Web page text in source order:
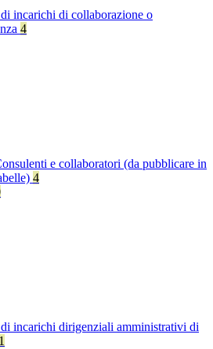
incarichi di collaborazione o
4
e collaboratori (da pubblicare in
4
incarichi dirigenziali amministrativi di
1